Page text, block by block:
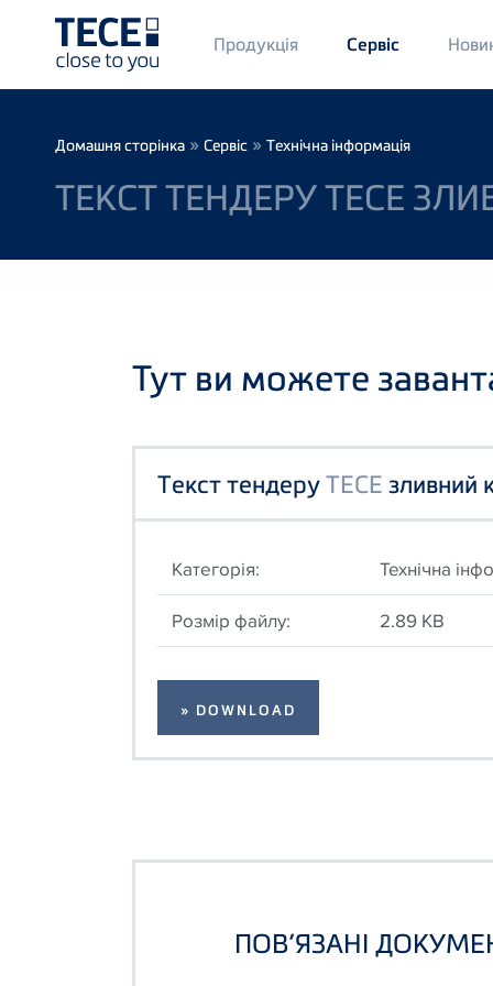
Main
Menü
1
Продукція Сервіс
Breadcrumb
Домашня сторінка » Сервіс » Технічна інформація
ТЕКСТ ТЕНДЕРУ TECE
Тут ви можете
Текст тендеруTECE зливний
Категорія:
Технічна
Розмір файлу:
2.89 KB
» DOWNLOAD
ПОВ’ЯЗАНІ